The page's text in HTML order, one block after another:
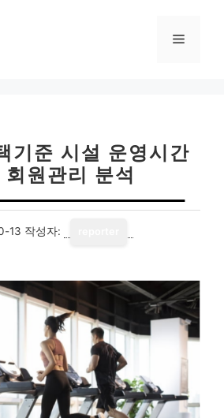
메
기준 시설 운영시간
회원관리 분석
13 작성자: